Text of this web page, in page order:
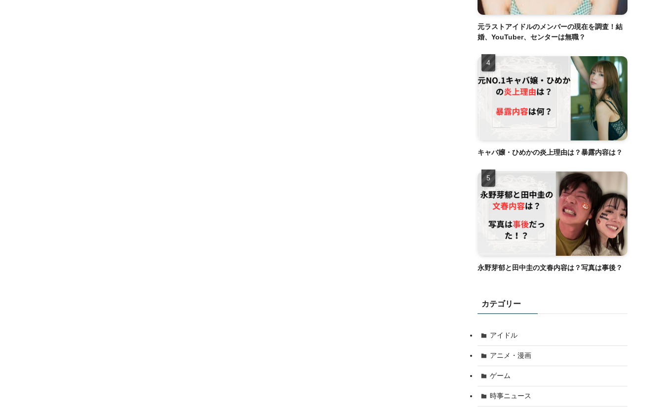
元ラストアイドルのメンバーの現在を調査！結
婚、YouTuber、センターは無職？
キャバ嬢・ひめかの炎上理由は？暴露内容は？
永野芽郁と田中圭の文春内容は？写真は事後？
カテゴリー
アイドル
アニメ・漫画
ゲーム
時事ニュース